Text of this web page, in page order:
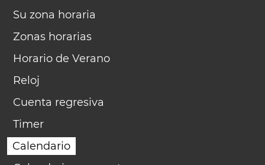
Su zona horaria
Zonas horarias
Horario de Verano
Reloj
Cuenta regresiva
Timer
Calendario